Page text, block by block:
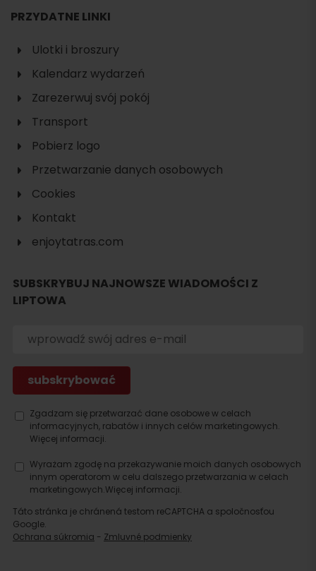
Szukaj
noclegu
PRZYDATNE LINKI
Ulotki i broszury
Kalendarz wydarzeń
Zarezerwuj svój pokój
Transport
Pobierz logo
Przetwarzanie danych osobowych
Cookies
Kontakt
enjoytatras.com
SUBSKRYBUJ NAJNOWSZE WIADOMOŚCI Z
LIPTOWA
Zgadzam się przetwarzać dane osobowe w celach
informacyjnych, rabatów i innych celów marketingowych.
Więcej informacji.
Wyrażam zgodę na przekazywanie moich danych osobowych
innym operatorom w celu dalszego przetwarzania w celach
marketingowych.Więcej informacji.
Táto stránka je chránená testom reCAPTCHA a spoločnosťou
Google.
Ochrana súkromia - Zmluvné podmienky